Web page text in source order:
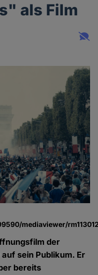
als Film
mediaviewer/
der
sein Publikum. Er
bereits